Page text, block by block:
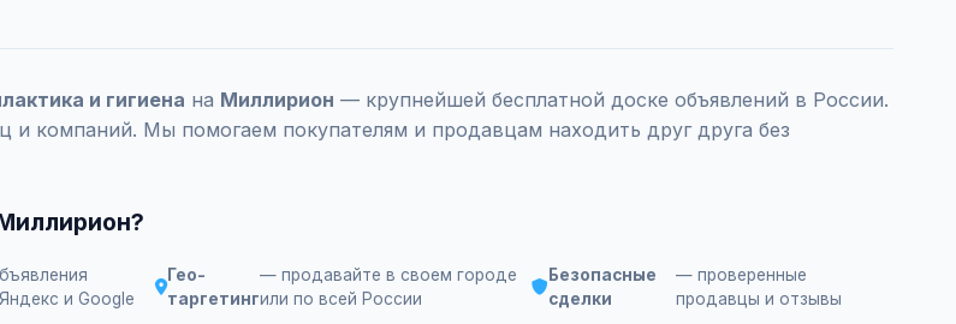
и гигиена на Миллирион — крупнейшей бесплатной доске объявлений в России.
и компаний. Мы помогаем покупателям и продавцам находить друг друга без
и Google
Гео-
таргетинг
— продавайте в своем городе
или по всей России
Безопасные
сделки
— проверенные
продавцы и отзывы